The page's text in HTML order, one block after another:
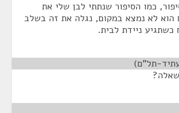
כמו הסיפור שנתתי לבן שלי את
הוא לא נמצא במקום, נגלה את זה בשלב
ניידת לבית.
תל"ם)